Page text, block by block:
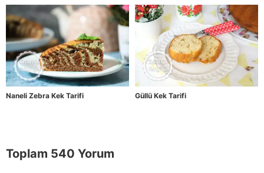
Naneli Zebra Kek Tarifi Güllü Kek Tarifi
Toplam 540 Yorum